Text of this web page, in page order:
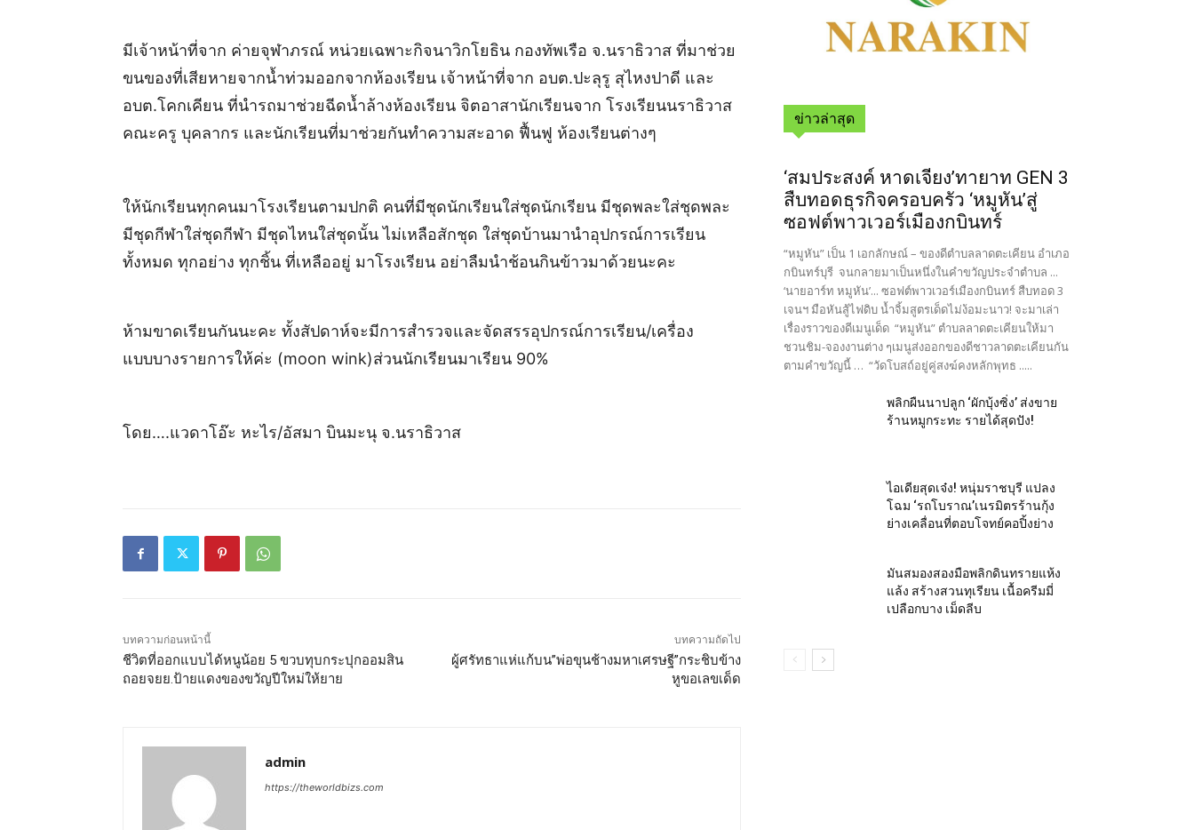
มีเจ้าหน้าที่จาก ค่ายจุฬาภรณ์ หน่วยเฉพาะกิจนาวิกโยธิน กองทัพเรือ จ.นราธิวาส ที่มาช่วย
ขนของที่เสียหายจากน้ำท่วมออกจากห้องเรียน เจ้าหน้าที่จาก อบต.ปะลุรู สุไหงปาดี และ
อบต.โคกเคียน ที่นำรถมาช่วยฉีดน้ำล้างห้องเรียน จิตอาสานักเรียนจาก โรงเรียนนราธิวาส
คณะครู บุคลากร และนักเรียนที่มาช่วยกันทำความสะอาด ฟื้นฟู ห้องเรียนต่างๆ
ให้นักเรียนทุกคนมาโรงเรียนตามปกติ คนที่มีชุดนักเรียนใส่ชุดนักเรียน มีชุดพละใส่ชุดพละ
มีชุดกีฬาใส่ชุดกีฬา มีชุดไหนใส่ชุดนั้น ไม่เหลือสักชุด ใส่ชุดบ้านมานำอุปกรณ์การเรียน
ทั้งหมด ทุกอย่าง ทุกชิ้น ที่เหลืออยู่ มาโรงเรียน อย่าลืมนำช้อนกินข้าวมาด้วยนะคะ
ห้ามขาดเรียนกันนะคะ ทั้งสัปดาห์จะมีการสำรวจและจัดสรรอุปกรณ์การเรียน/เครื่อง
แบบบางรายการให้ค่ะ (moon wink)ส่วนนักเรียนมาเรียน 90%
โดย….แวดาโอ๊ะ หะไร/อัสมา บินมะนุ จ.นราธิวาส
บทความก่อนหน้านี้
ชีวิตที่ออกแบบได้หนูน้อย 5 ขวบทุบกระปุกออมสิน
ถอยจยย.ป้ายแดงของขวัญปีใหม่ให้ยาย
บทความถัดไป
ผู้ศรัทธาแห่แก้บน”พ่อขุนช้างมหาเศรษฐี”กระชิบข้าง
หูขอเลขเด็ด
admin
https://theworldbizs.com
ข่าวล่าสุด
‘สมประสงค์ หาดเจียง’ทายาท GEN 3
สืบทอดธุรกิจครอบครัว ‘หมูหัน’สู่
ซอฟต์พาวเวอร์เมืองกบินทร์
“หมูหัน” เป็น 1 เอกลักษณ์ – ของดีตำบลลาดตะเคียน อำเภอ
กบินทร์บุรี จนกลายมาเป็นหนึ่งในคำขวัญประจำตำบล ...
‘นายอาร์ท หมูหัน’... ซอฟต์พาวเวอร์เมืองกบินทร์ สืบทอด 3
เจนฯ มือหันสู้ไฟดิบ น้ำจิ้มสูตรเด็ดไม่ง้อมะนาว! จะมาเล่า
เรื่องราวของดีเมนูเด็ด “หมูหัน” ตำบลลาดตะเคียนให้มา
ชวนชิม-จองงานต่าง ๆเมนูส่งออกของดีชาวลาดตะเคียนกัน
ตามคำขวัญนี้ … “วัดโบสถ์อยู่คู่สงฆ์คงหลักพุทธ .....
พลิกผืนนาปลูก ‘ผักบุ้งซิ่ง’ ส่งขาย
ร้านหมูกระทะ รายได้สุดปัง!
ไอเดียสุดเจ๋ง! หนุ่มราชบุรี แปลง
โฉม ‘รถโบราณ’เนรมิตรร้านกุ้ง
ย่างเคลื่อนที่ตอบโจทย์คอปิ้งย่าง
มันสมองสองมือพลิกดินทรายแห้ง
แล้ง สร้างสวนทุเรียน เนื้อครีมมี่
เปลือกบาง เม็ดลีบ